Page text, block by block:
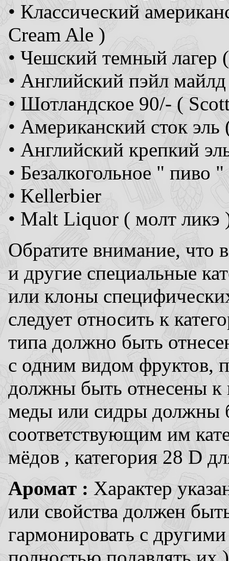
• Классический
Cream Ale )
• Чешский темный лагер
• Английский пэйл
• Шотландское 90/- (
• Американский сток
• Английский крепкий
• Безалкогольное " пиво "
• Kellerbier
• Malt Liquor ( молт ликэ
Обратите внимание, что
и другие специальные
или клоны
следует относить к
типа должно быть
с одним видом фруктов,
должны быть отнесены к
меды или сидры должны
соответствующим им
мёдов , категория 28 D
Аромат : Характер
или свойства должен
гармонировать с